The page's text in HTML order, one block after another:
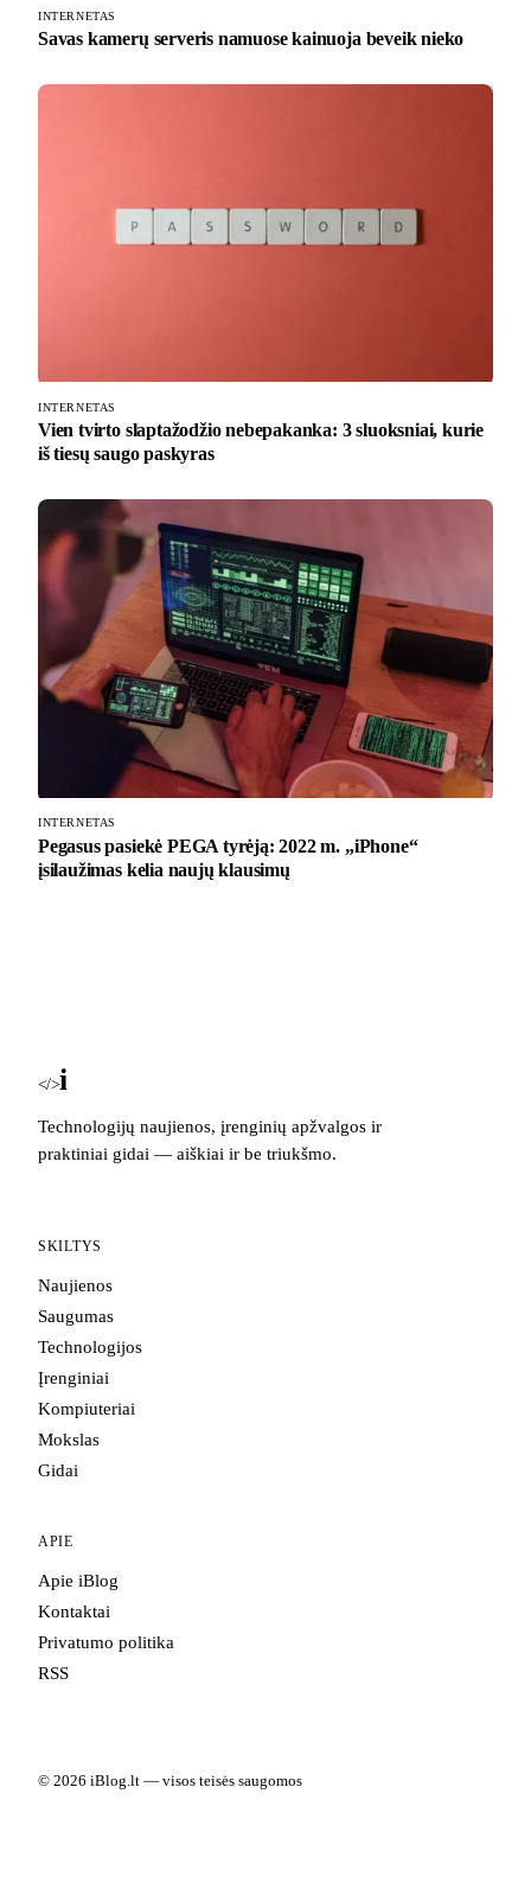
INTERNETAS
Savas kamerų serveris namuose kainuoja beveik nieko
INTERNETAS
Vien tvirto slaptažodžio nebepakanka: 3 sluoksniai, kurie
iš tiesų saugo paskyras
INTERNETAS
Pegasus pasiekė PEGA tyrėją: 2022 m. „iPhone“
įsilaužimas kelia naujų klausimų
</>i
Technologijų naujienos, įrenginių apžvalgos ir
praktiniai gidai — aiškiai ir be triukšmo.
SKILTYS
Naujienos
Saugumas
Technologijos
Įrenginiai
Kompiuteriai
Mokslas
Gidai
APIE
Apie iBlog
Kontaktai
Privatumo politika
RSS
© 2026 iBlog.lt — visos teisės saugomos